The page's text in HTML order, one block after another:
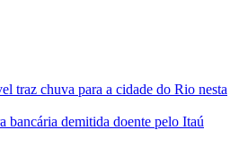
traz chuva para a cidade do Rio nesta
bancária demitida doente pelo Itaú